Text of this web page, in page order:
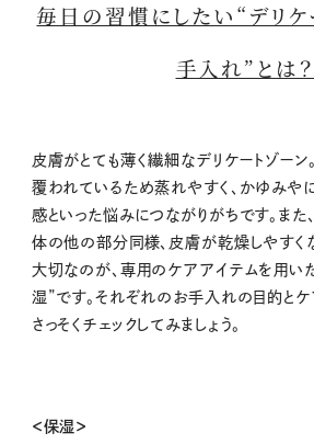
毎日の習慣にしたい“デリケ
手入れ”とは？
皮膚がとても薄く繊細なデリケートゾーン
覆われているため蒸れやすく、かゆみや
感といった悩みにつながりがちです。また
体の他の部分同様、皮膚が乾燥しやすく
大切なのが、専用のケアアイテムを用い
湿”です。それぞれのお手入れの目的と
さっそくチェックしてみましょう。
＜保湿＞